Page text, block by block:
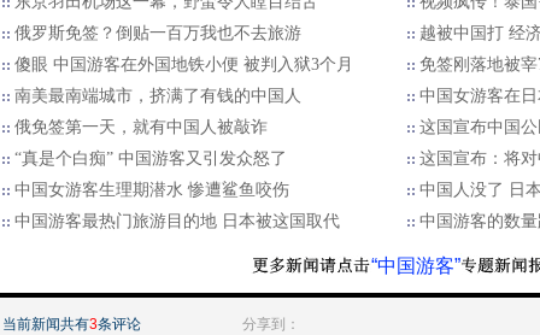
俄罗斯免签？倒贴一百万我也不去旅游
越被中国打 经
傻眼 中国游客在外国地铁小便 被判入狱3个月
免签刚落地被
南美最南端城市，挤满了有钱的中国人
中国女游客在
俄免签第一天，就有中国人被敲诈
这国宣布中国
“真是个白痴” 中国游客又引发众怒了
这国宣布：将
中国女游客生理期潜水 惨遭鲨鱼咬伤
中国人没了 日
中国游客最热门旅游目的地 日本被这国取代
中国游客的数
“中国游客”
当前新闻共有3条评论 分享到：